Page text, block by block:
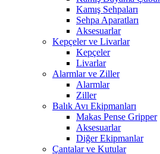
Kamış Sehpaları
Sehpa Aparatları
Aksesuarlar
Kepçeler ve Livarlar
Kepçeler
Livarlar
Alarmlar ve Ziller
Alarmlar
Ziller
Balık Avı Ekipmanları
Makas Pense Gripper
Aksesuarlar
Diğer Ekipmanlar
Çantalar ve Kutular